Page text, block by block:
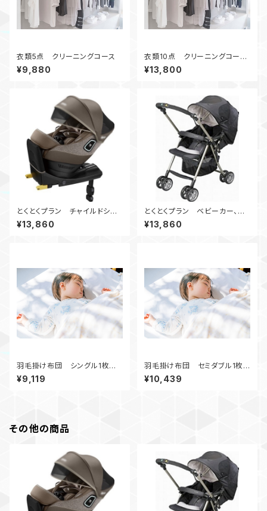
衣類5点 クリーニングコース
¥9,880
衣類10点 クリーニングコー
ス <1番人気>
¥13,800
とくとくプラン チャイルドシー
ト、ジュニアシートクリーニン
グ
¥13,860
とくとくプラン ベビーカー、バ
ギークリーニング
¥13,860
羽毛掛け布団 シングル1枚クリ
ーニング
¥9,119
羽毛掛け布団 セミダブル1枚ク
リーニング
¥10,439
その他の商品